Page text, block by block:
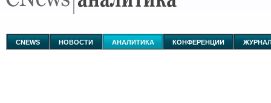
аналитике
CNEWS НОВОСТИ АНАЛИТИКА КОНФЕРЕНЦИИ